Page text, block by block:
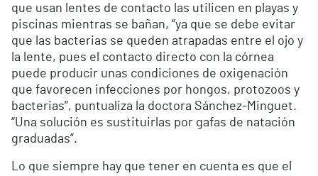
que usan lentes de contacto las utilicen en playas y
piscinas mientras se bañan, “ya que se debe evitar
que las bacterias se queden atrapadas entre el ojo y
la lente, pues el contacto directo con la córnea
puede producir unas condiciones de oxigenación
que favorecen infecciones por hongos, protozoos y
bacterias”, puntualiza la doctora Sánchez-Minguet.
“Una solución es sustituirlas por gafas de natación
graduadas”.
Lo que siempre hay que tener en cuenta es que el